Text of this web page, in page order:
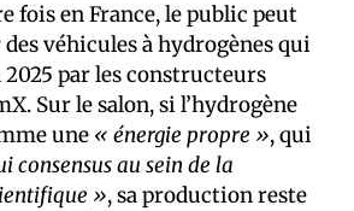
fois en France, le public peut
véhicules à hydrogènes qui
par les constructeurs
Sur le salon, si l’hydrogène
une « énergie propre », qui
consensus au sein de la
», sa production reste